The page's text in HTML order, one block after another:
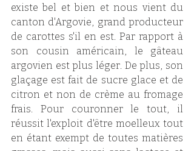
existe bel et bien et nous vient du
canton d'Argovie, grand producteur
de carottes s'il en est. Par rapport à
son cousin américain, le gâteau
argovien est plus léger. De plus, son
glaçage est fait de sucre glace et de
citron et non de crème au fromage
frais. Pour couronner le tout, il
réussit l'exploit d'être moelleux tout
en étant exempt de toutes matières